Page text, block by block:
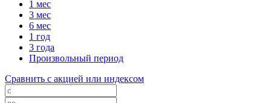
1 мес
3 мес
6 мес
1 год
3 года
Произвольный период
Сравнить с акцией или индексом